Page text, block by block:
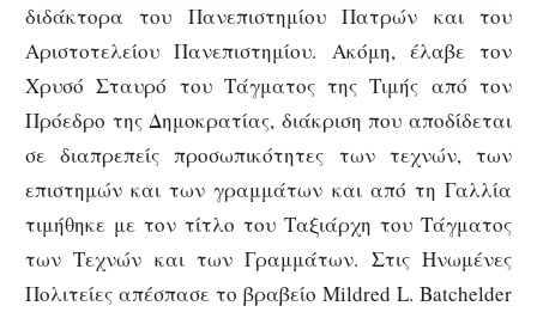
διδάκτορα του Πανεπιστημίου Πατρών και του
Αριστοτελείου Πανεπιστημίου. Ακόμη, έλαβε τον
Χρυσό Σταυρό του Τάγματος της Τιμής από τον
Πρόεδρο της Δημοκρατίας, διάκριση που αποδίδεται
σε διαπρεπείς προσωπικότητες των τεχνών, των
επιστημών και των γραμμάτων και από τη Γαλλία
τιμήθηκε με τον τίτλο του Ταξιάρχη του Τάγματος
των Τεχνών και των Γραμμάτων. Στις Ηνωμένες
Πολιτείες απέσπασε το βραβείο Mildred L. Batchelder